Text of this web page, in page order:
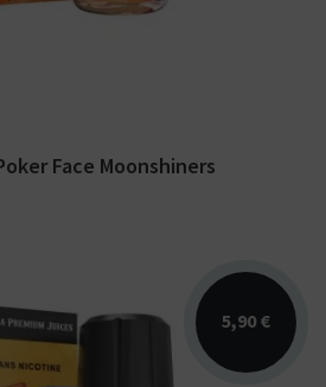
Face Moonshiners
5,90 €